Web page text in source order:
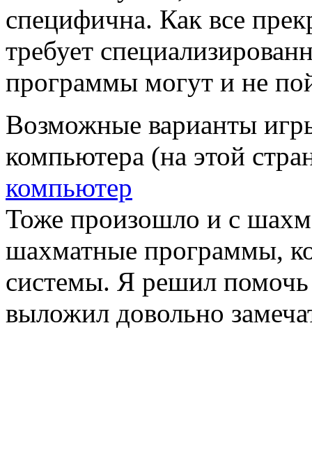
специфична. Как все
требует
программы могут и не
Возможные варианты
компьютера (на этой
компьютер
Тоже произошло и с
шахматные программы,
системы. Я решил помочь
выложил довольно